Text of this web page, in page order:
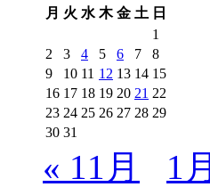
月 火 水 木 金 土 日
1
2
3 4 5 6 7
8
9
10 11 12 13 14 15
16 17 18 19 20 21 22
23 24 25 26 27 28 29
30 31
« 11月 1